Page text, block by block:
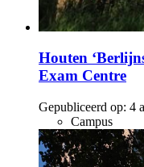
Houten
Exam Centre
Gepubliceerd op: 4
Campus